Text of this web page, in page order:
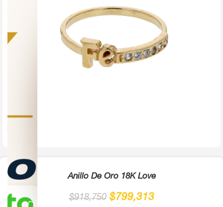
Anillo De Oro 18K Love
$918,750 $799,313